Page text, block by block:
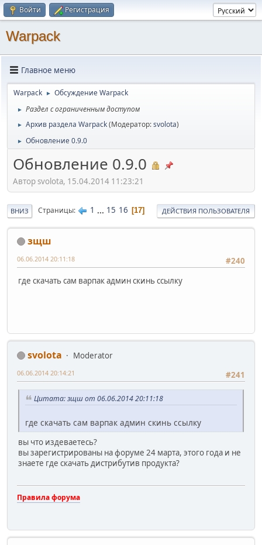
Войти Регистрация
Warpack
Главное меню
Warpack ► Обсуждение Warpack
► Раздел с ограниченным доступом
► Архив раздела Warpack(Модератор:svolota)
► Обновление 0.9.0
Обновление 0.9.0
Автор svolota, 15.04.2014 11:23:21
ВНИЗ Страницы 1 ... 15 16 17 ДЕЙСТВИЯ ПОЛЬЗОВАТЕЛЯ
зщш
#240
06.06.2014 20:11:18
где скачать сам варпак админ скинь ссылку
svolota
Moderator
#241
06.06.2014 20:14:21
Цитата: зщш от 06.06.2014 20:11:18
где скачать сам варпак админ скинь ссылку
вы что издеваетесь?
вы зарегистрированы на форуме 24 марта, этого года и не
знаете где скачать дистрибутив продукта?
Правила форума